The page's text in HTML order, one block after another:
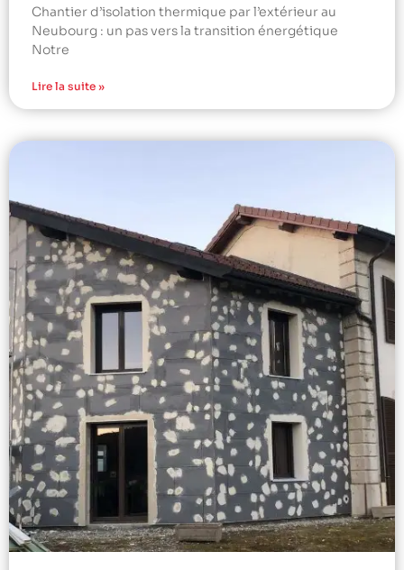
Chantier d’isolation thermique par l’extérieur au
Neubourg : un pas vers la transition énergétique
Notre
Lire la suite »